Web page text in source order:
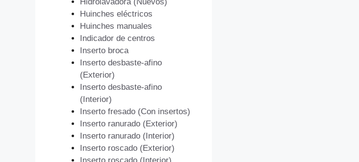
Hidrolavadora (Nuevos)
Huinches eléctricos
Huinches manuales
Indicador de centros
Inserto broca
Inserto desbaste-afino
(Exterior)
Inserto desbaste-afino
(Interior)
Inserto fresado (Con insertos)
Inserto ranurado (Exterior)
Inserto ranurado (Interior)
Inserto roscado (Exterior)